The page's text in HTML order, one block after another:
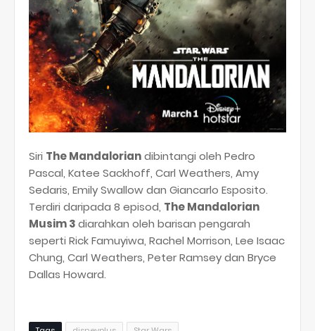
Siri The Mandaloriandibintangi oleh Pedro
Pascal, Katee Sackhoff, Carl Weathers, Amy
Sedaris, Emily Swallow dan Giancarlo Esposito.
Terdiri daripada 8 episod, The Mandalorian
Musim 3diarahkan oleh barisan pengarah
seperti Rick Famuyiwa, Rachel Morrison, Lee Isaac
Chung, Carl Weathers, Peter Ramsey dan Bryce
Dallas Howard.